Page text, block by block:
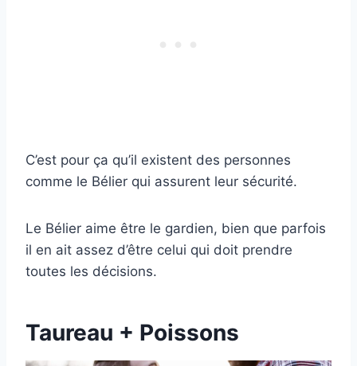
C’est pour ça qu’il existent des personnes
comme le Bélier qui assurent leur sécurité.
Le Bélier aime être le gardien, bien que parfois
il en ait assez d’être celui qui doit prendre
toutes les décisions.
Taureau + Poissons